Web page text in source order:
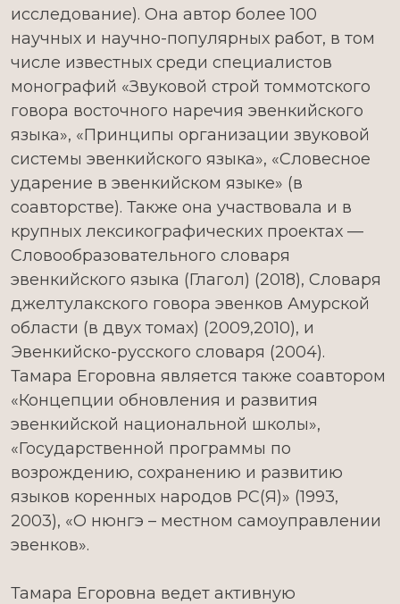
исследование). Она автор более 100
научных и научно-популярных работ, в том
числе известных среди специалистов
монографий «Звуковой строй томмотского
говора восточного наречия эвенкийского
языка», «Принципы организации звуковой
системы эвенкийского языка», «Словесное
ударение в эвенкийском языке» (в
соавторстве). Также она участвовала и в
крупных лексикографических проектах —
Словообразовательного словаря
эвенкийского языка (Глагол) (2018), Словаря
джелтулакского говора эвенков Амурской
области (в двух томах) (2009,2010), и
Эвенкийско-русского словаря (2004).
Тамара Егоровна является также соавтором
«Концепции обновления и развития
эвенкийской национальной школы»,
«Государственной программы по
возрождению, сохранению и развитию
языков коренных народов РС(Я)» (1993,
2003), «О нюнгэ – местном самоуправлении
эвенков».
Тамара Егоровна ведет активную